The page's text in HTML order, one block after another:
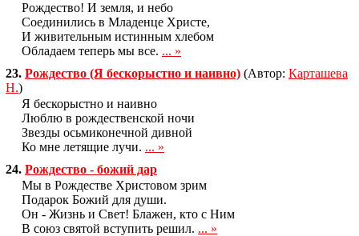
Рождество! И земля, и небо
Соединились в Младенце Христе,
И живительным истинным хлебом
Обладаем теперь мы все. ... »
23. Рождество (Я бескорыстно и наивно) (Автор: Карташева
Н.)
Я бескорыстно и наивно
Люблю в рождественской ночи
Звезды осьмиконечной дивной
Ко мне летящие лучи. ... »
24. Рождество - божий дар
Мы в Рождестве Христовом зрим
Подарок Божий для души.
Он - Жизнь и Свет! Блажен, кто с Ним
В союз святой вступить решил. ... »